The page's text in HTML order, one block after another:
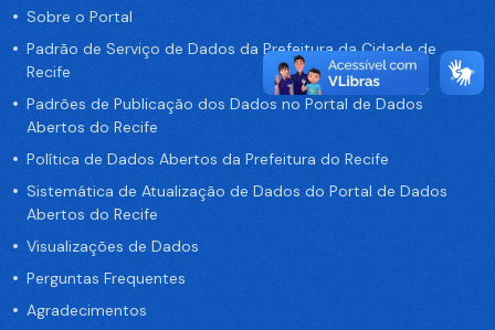
Sobre o Portal
Padrão de Serviço de Dados da Prefeitura da Cidade de
Recife
Padrões de Publicação dos Dados no Portal de Dados
Abertos do Recife
Política de Dados Abertos da Prefeitura do Recife
Sistemática de Atualização de Dados do Portal de Dados
Abertos do Recife
Visualizações de Dados
Perguntas Frequentes
Agradecimentos